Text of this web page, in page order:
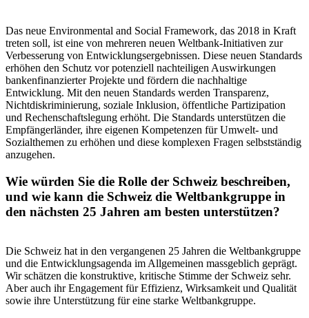
Das neue Environmental and Social Framework, das 2018 in Kraft
treten soll, ist eine von mehreren neuen Weltbank-Initiativen zur
Verbesserung von Entwicklungsergebnissen. Diese neuen Standards
erhöhen den Schutz vor potenziell nachteiligen Auswirkungen
bankenfinanzierter Projekte und fördern die nachhaltige
Entwicklung. Mit den neuen Standards werden Transparenz,
Nichtdiskriminierung, soziale Inklusion, öffentliche Partizipation
und Rechenschaftslegung erhöht. Die Standards unterstützen die
Empfängerländer, ihre eigenen Kompetenzen für Umwelt- und
Sozialthemen zu erhöhen und diese komplexen Fragen selbstständig
anzugehen.
Wie würden Sie die Rolle der Schweiz beschreiben,
und wie kann die Schweiz die Weltbankgruppe in
den nächsten 25 Jahren am besten unterstützen?
Die Schweiz hat in den vergangenen 25 Jahren die Weltbankgruppe
und die Entwicklungsagenda im Allgemeinen massgeblich geprägt.
Wir schätzen die konstruktive, kritische Stimme der Schweiz sehr.
Aber auch ihr Engagement für Effizienz, Wirksamkeit und Qualität
sowie ihre Unterstützung für eine starke Weltbankgruppe.